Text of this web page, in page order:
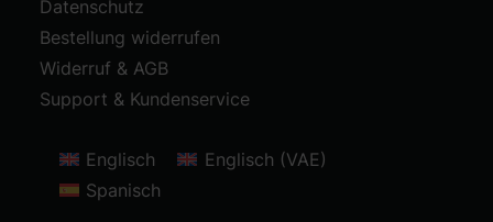
Datenschutz
Bestellung widerrufen
Widerruf & AGB
Support & Kundenservice
Englisch
Englisch (VAE)
Spanisch